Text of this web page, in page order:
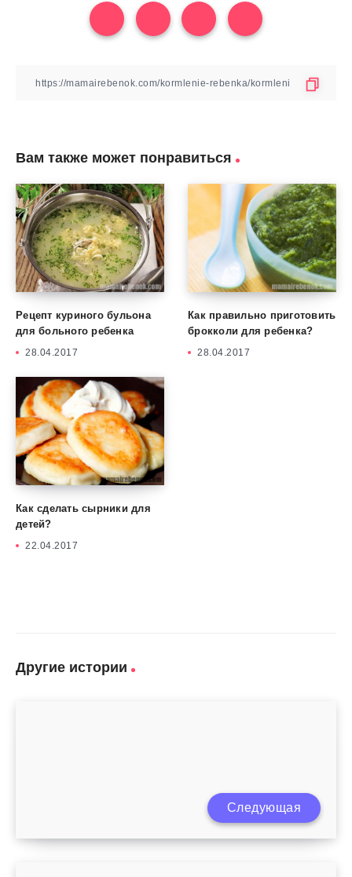
Вам также может понравиться
Рецепт куриного бульона
для больного ребенка
28.04.2017
Как правильно приготовить
брокколи для ребенка?
28.04.2017
Как сделать сырники для
детей?
22.04.2017
Другие истории
Правильное кормление ребенка грудью
Следующая